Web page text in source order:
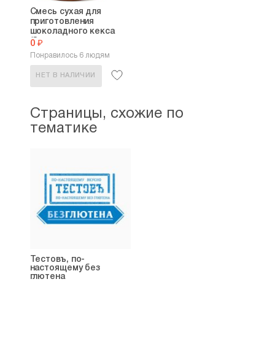
Смесь сухая для
приготовления
шоколадного кекса
(без...
0 ₽
Понравилось 6 людям
НЕТ В НАЛИЧИИ
Страницы, схожие по
тематике
Тестовъ, по-
настоящему без
глютена